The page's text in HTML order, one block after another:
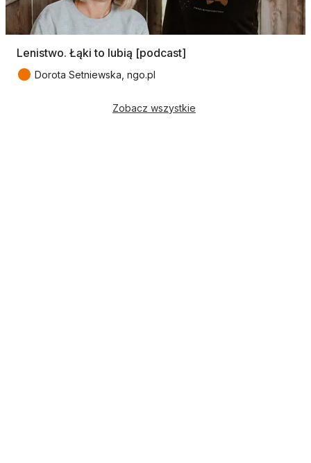
Lenistwo. Łąki to lubią [podcast]
● Dorota Setniewska, ngo.pl
Zobacz wszystkie